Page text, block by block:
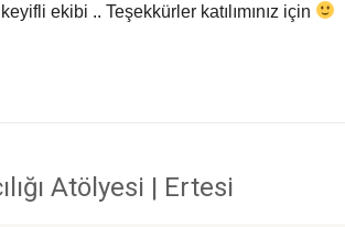
ekibi .. Teşekkürler katılımınız için
Atölyesi | Ertesi